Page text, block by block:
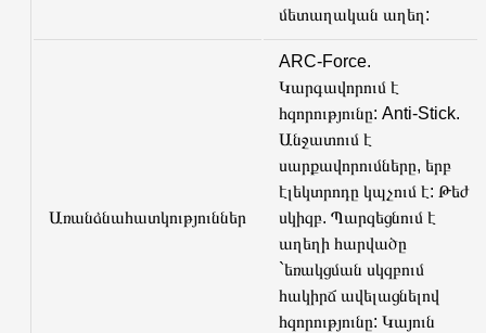
մետաղական աղեղ:
Առանձնահատկություններ
ARC-Force.
Կարգավորում է
հզորությունը: Anti-Stick.
Անջատում է
սարքավորումները, երբ
էլեկտրոդը կպչում է: Թեժ
սկիզբ. Պարզեցնում է
աղեղի հարվածը
`եռակցման սկզբում
հակիրճ ավելացնելով
հզորությունը: Կայուն